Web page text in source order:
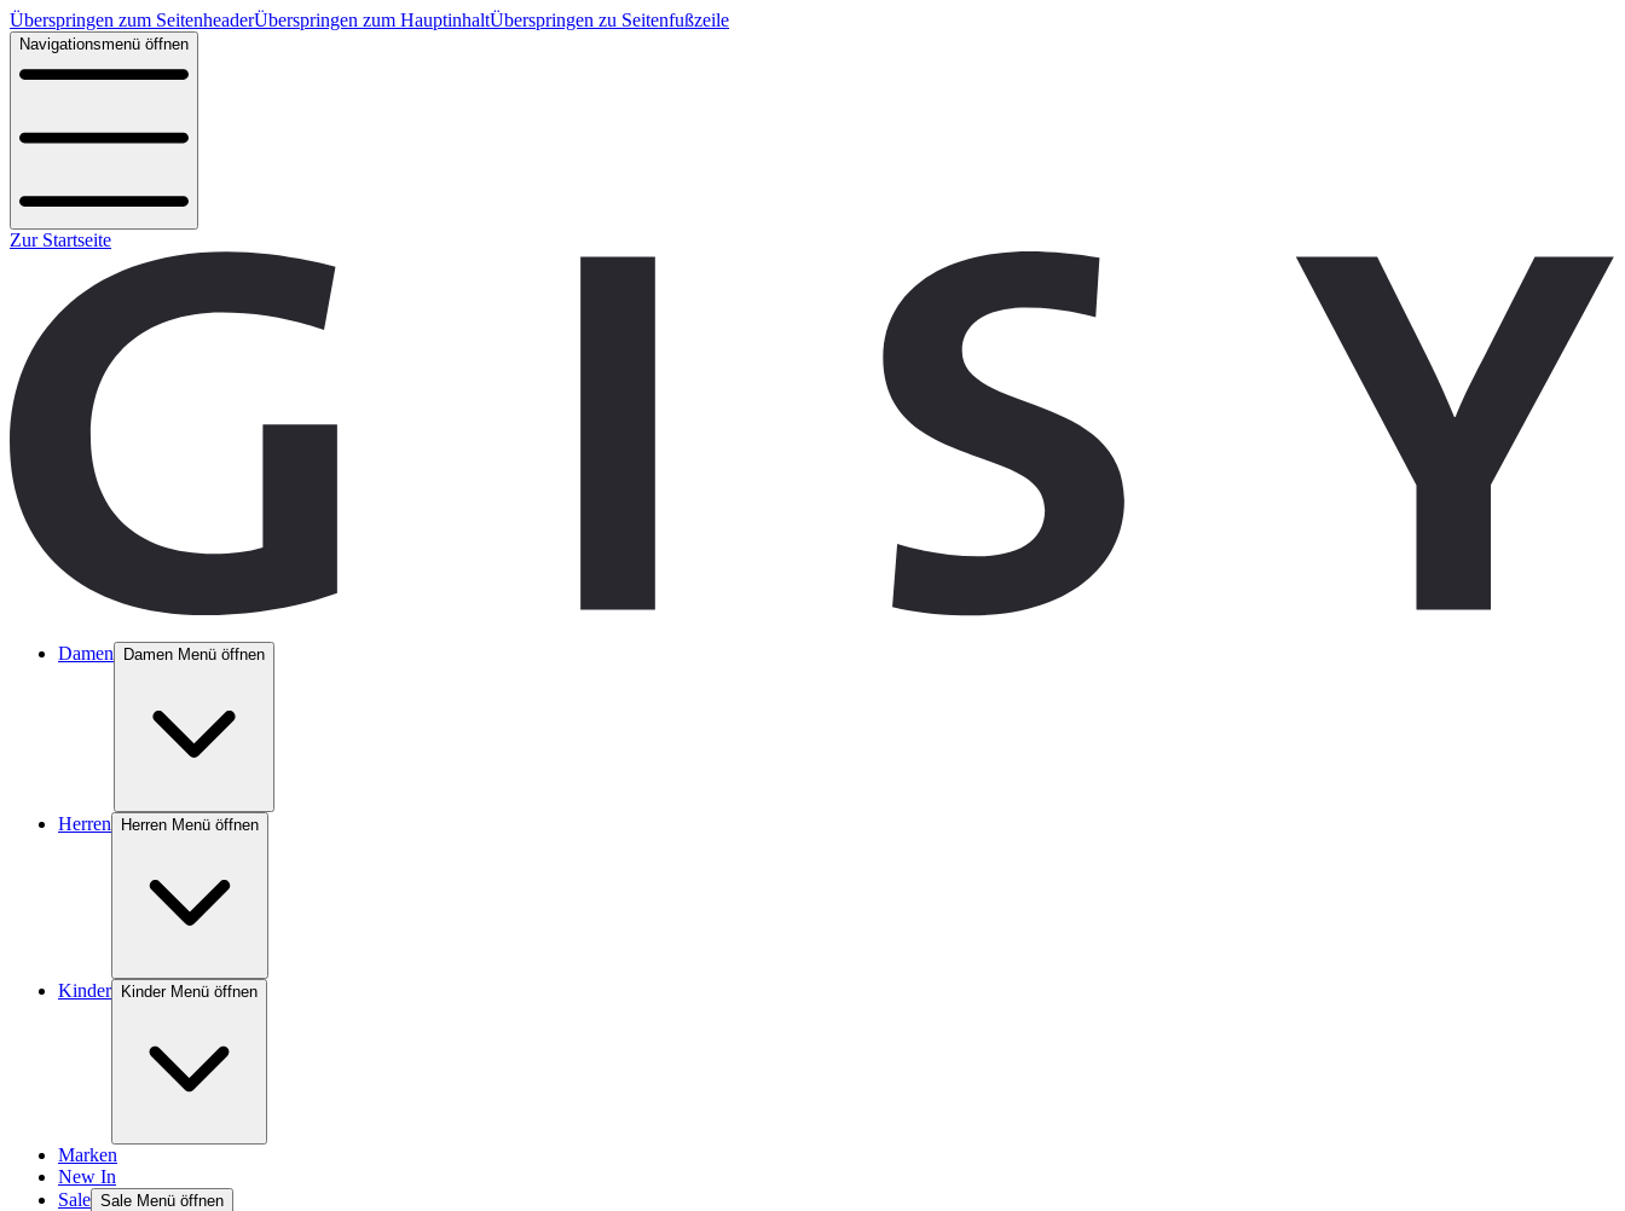
Überspringen zum SeitenheaderÜberspringen zum HauptinhaltÜberspringen zu Seitenfußzeile
Navigationsmenü öffnen
Zur Startseite
Damen Damen Menü öffnen
Herren Herren Menü öffnen
Kinder Kinder Menü öffnen
Marken
New In
Sale Sale Menü öffnen